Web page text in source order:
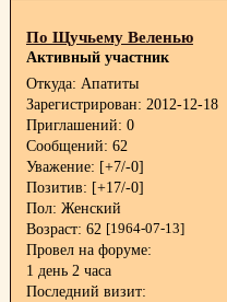
По Щучьему Веленью
Активный участник
Откуда: Апатиты
Зарегистрирован: 2012-12-18
Приглашений: 0
Сообщений: 62
Уважение: [+7/-0]
Позитив: [+17/-0]
Пол: Женский
Возраст: 62 [1964-07-13]
Провел на форуме:
1 день 2 часа
Последний визит: